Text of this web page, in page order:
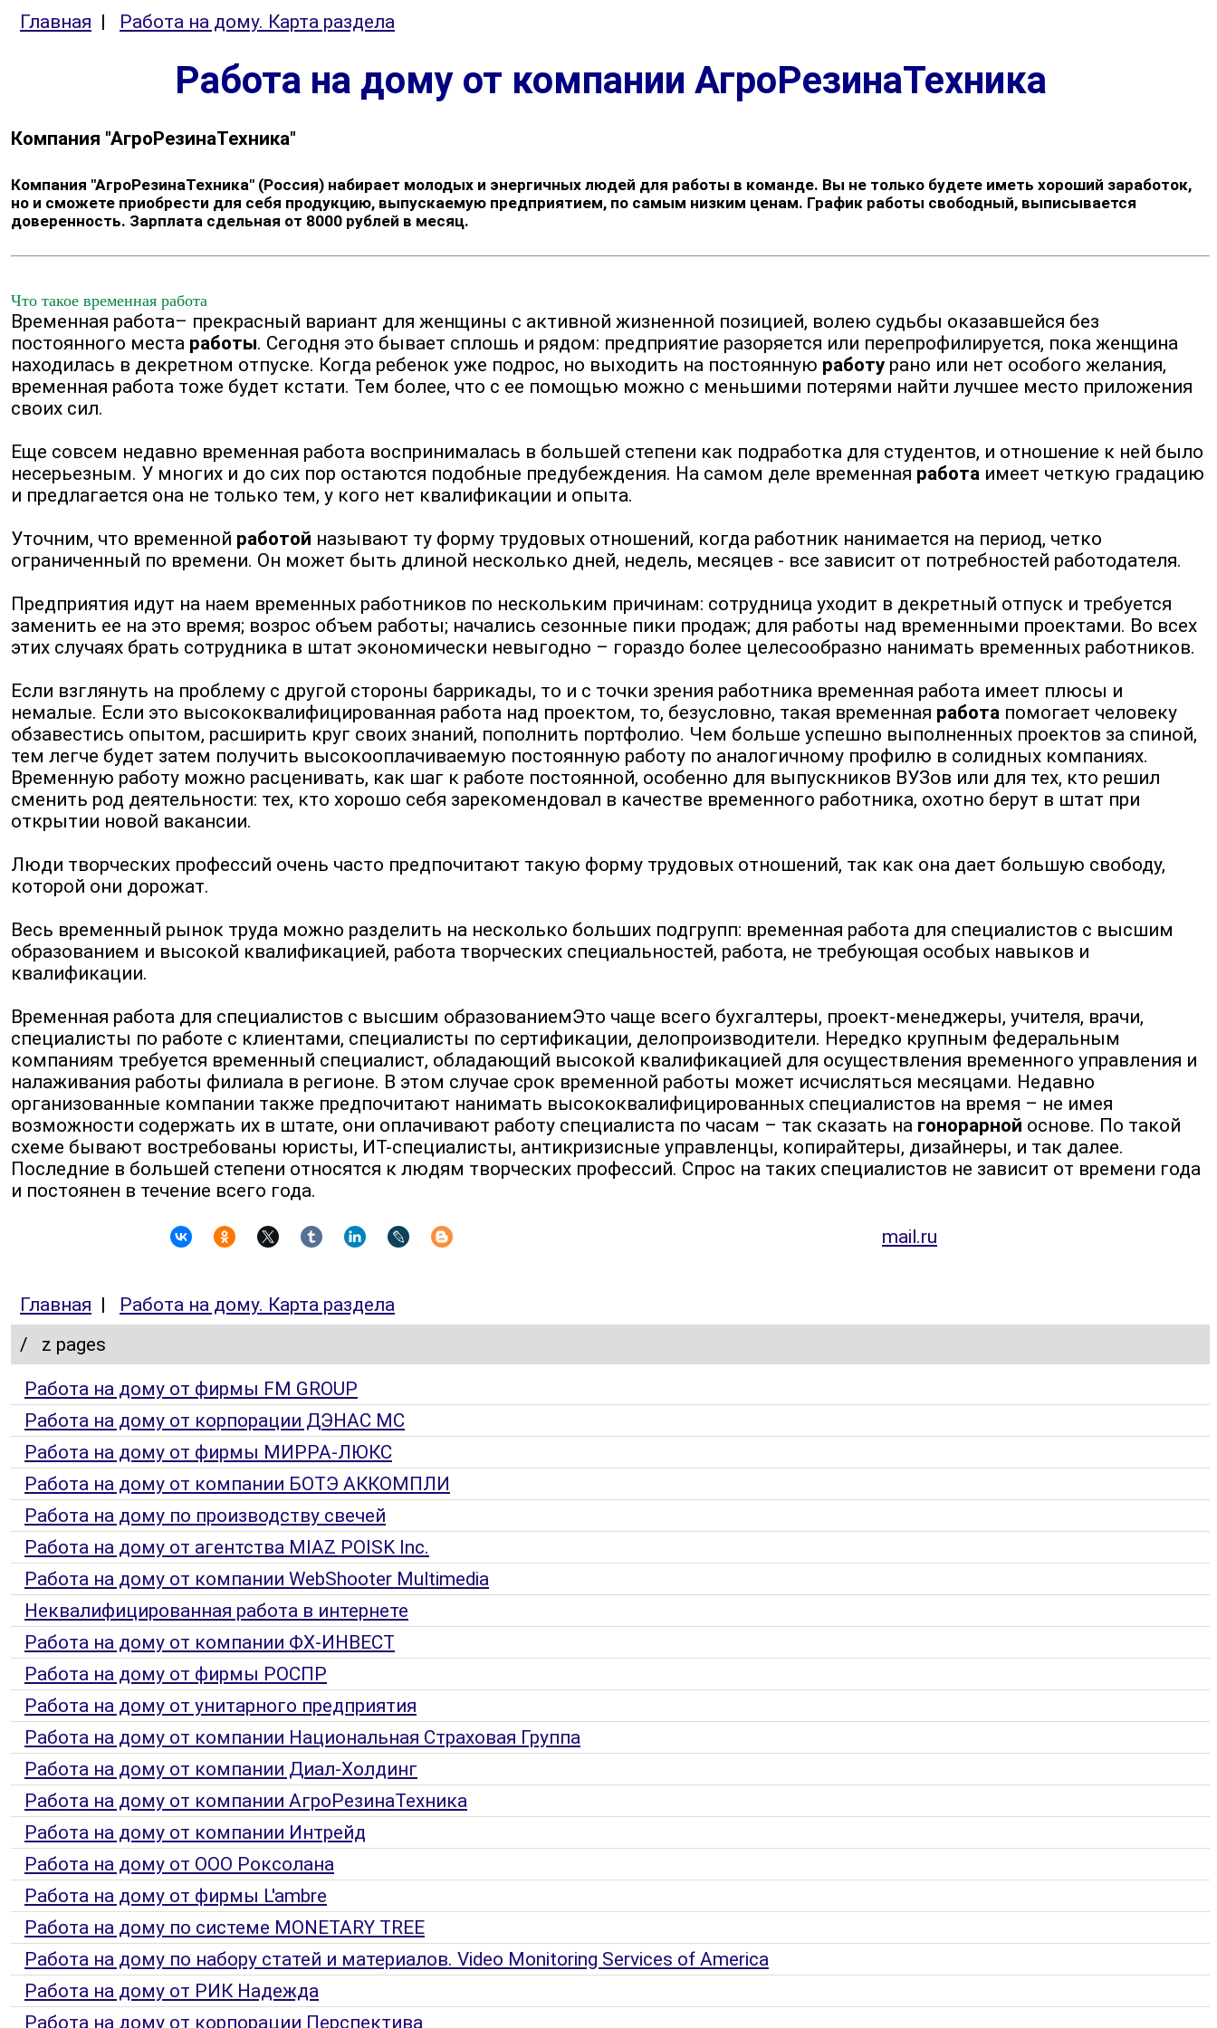
Главная | Работа на дому. Карта раздела
Работа на дому от компании АгроРезинаТехника
Компания "АгроРезинаТехника"
Компания "АгроРезинаТехника" (Россия) набирает молодых и энергичных людей для работы в команде. Вы не только будете иметь хороший заработок,
но и сможете приобрести для себя продукцию, выпускаемую предприятием, по самым низким ценам. График работы свободный, выписывается
доверенность. Зарплата сдельная от 8000 рублей в месяц.
Что такое временная работа
Временная работа– прекрасный вариант для женщины с активной жизненной позицией, волею судьбы оказавшейся без
постоянного места работы. Сегодня это бывает сплошь и рядом: предприятие разоряется или перепрофилируется, пока женщина
находилась в декретном отпуске. Когда ребенок уже подрос, но выходить на постоянную работу рано или нет особого желания,
временная работа тоже будет кстати. Тем более, что с ее помощью можно с меньшими потерями найти лучшее место приложения
своих сил.
Еще совсем недавно временная работа воспринималась в большей степени как подработка для студентов, и отношение к ней было
несерьезным. У многих и до сих пор остаются подобные предубеждения. На самом деле временная работа имеет четкую градацию
и предлагается она не только тем, у кого нет квалификации и опыта.
Уточним, что временной работой называют ту форму трудовых отношений, когда работник нанимается на период, четко
ограниченный по времени. Он может быть длиной несколько дней, недель, месяцев - все зависит от потребностей работодателя.
Предприятия идут на наем временных работников по нескольким причинам: сотрудница уходит в декретный отпуск и требуется
заменить ее на это время; возрос объем работы; начались сезонные пики продаж; для работы над временными проектами. Во всех
этих случаях брать сотрудника в штат экономически невыгодно – гораздо более целесообразно нанимать временных работников.
Если взглянуть на проблему с другой стороны баррикады, то и с точки зрения работника временная работа имеет плюсы и
немалые. Если это высококвалифицированная работа над проектом, то, безусловно, такая временная работа помогает человеку
обзавестись опытом, расширить круг своих знаний, пополнить портфолио. Чем больше успешно выполненных проектов за спиной,
тем легче будет затем получить высокооплачиваемую постоянную работу по аналогичному профилю в солидных компаниях.
Временную работу можно расценивать, как шаг к работе постоянной, особенно для выпускников ВУЗов или для тех, кто решил
сменить род деятельности: тех, кто хорошо себя зарекомендовал в качестве временного работника, охотно берут в штат при
открытии новой вакансии.
Люди творческих профессий очень часто предпочитают такую форму трудовых отношений, так как она дает большую свободу,
которой они дорожат.
Весь временный рынок труда можно разделить на несколько больших подгрупп: временная работа для специалистов с высшим
образованием и высокой квалификацией, работа творческих специальностей, работа, не требующая особых навыков и
квалификации.
Временная работа для специалистов с высшим образованиемЭто чаще всего бухгалтеры, проект-менеджеры, учителя, врачи,
специалисты по работе с клиентами, специалисты по сертификации, делопроизводители. Нередко крупным федеральным
компаниям требуется временный специалист, обладающий высокой квалификацией для осуществления временного управления и
налаживания работы филиала в регионе. В этом случае срок временной работы может исчисляться месяцами. Недавно
организованные компании также предпочитают нанимать высококвалифицированных специалистов на время – не имея
возможности содержать их в штате, они оплачивают работу специалиста по часам – так сказать на гонорарной основе. По такой
схеме бывают востребованы юристы, ИТ-специалисты, антикризисные управленцы, копирайтеры, дизайнеры, и так далее.
Последние в большей степени относятся к людям творческих профессий. Спрос на таких специалистов не зависит от времени года
и постоянен в течение всего года.
mail.ru
Главная |
Работа на дому. Карта раздела
/
z pages
Работа на дому от фирмы FM GROUP
Работа на дому от корпорации ДЭНАС МС
Работа на дому от фирмы МИРРА-ЛЮКС
Работа на дому от компании БОТЭ АККОМПЛИ
Работа на дому по производству свечей
Работа на дому от агентства MIAZ POISK Inc.
Работа на дому от компании WebShooter Multimedia
Неквалифицированная работа в интернете
Работа на дому от компании ФХ-ИНВЕСТ
Работа на дому от фирмы РОСПР
Работа на дому от унитарного предприятия
Работа на дому от компании Национальная Страховая Группа
Работа на дому от компании Диал-Холдинг
Работа на дому от компании АгроРезинаТехника
Работа на дому от компании Интрейд
Работа на дому от ООО Роксолана
Работа на дому от фирмы L'ambre
Работа на дому по системе MONETARY TREE
Работа на дому по набору статей и материалов. Video Monitoring Services of America
Работа на дому от РИК Надежда
Работа на дому от корпорации Перспектива